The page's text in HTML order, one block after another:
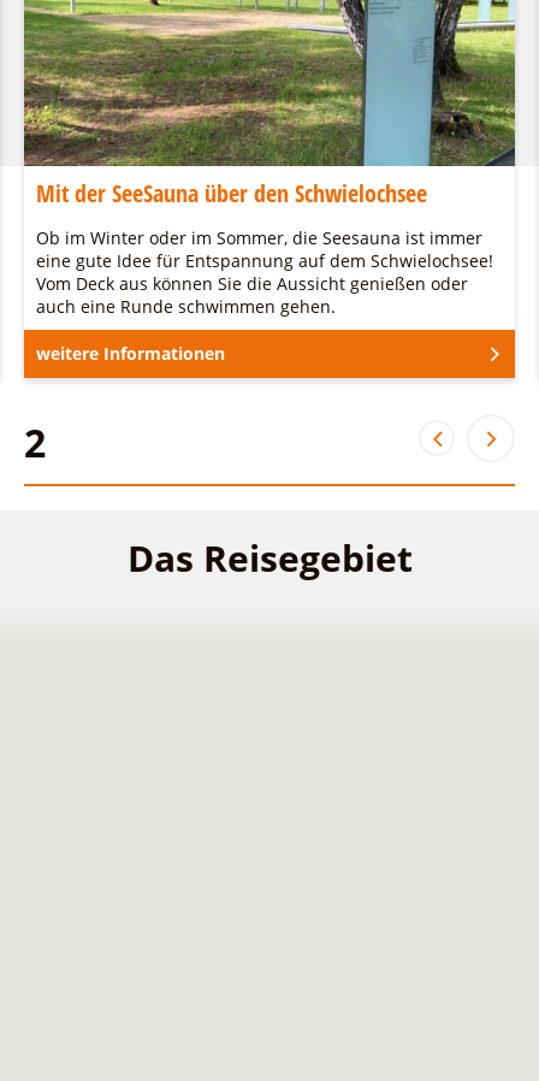
Mit der SeeSauna über den Schwielochsee
Ob im Winter oder im Sommer, die Seesauna ist immer
eine gute Idee für Entspannung auf dem Schwielochsee!
Vom Deck aus können Sie die Aussicht genießen oder
auch eine Runde schwimmen gehen.
weitere Informationen
2
Das Reisegebiet